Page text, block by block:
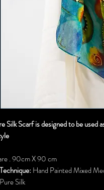
Silk Scarf is designed to be used
. 90cm X 90 cm
Hand Painted Mixed
Pure Silk